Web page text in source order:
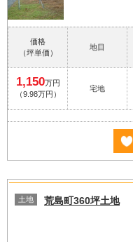
価格
（坪単価）
地目
1,150万円
（9.98万円）
宅地
土地 荒島町360坪土地